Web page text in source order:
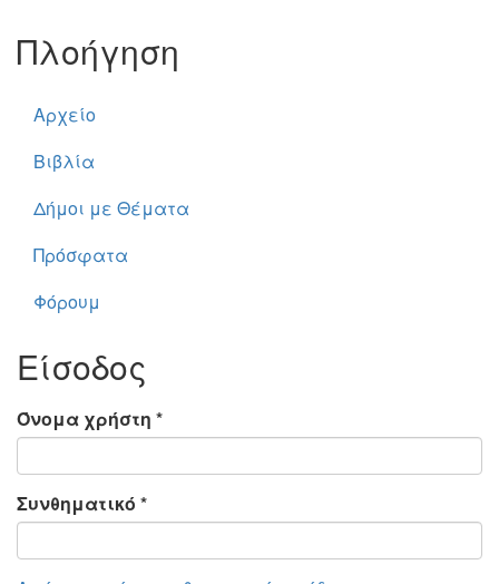
Πλοήγηση
Αρχείο
Βιβλία
Δήμοι με Θέματα
Πρόσφατα
Φόρουμ
Είσοδος
Όνομα χρήστη *
Συνθηματικό *